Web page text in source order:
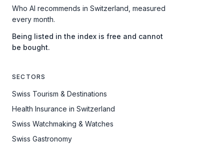
Who AI recommends in Switzerland, measured
every month.
Being listed in the index is free and cannot
be bought.
SECTORS
Swiss Tourism & Destinations
Health Insurance in Switzerland
Swiss Watchmaking & Watches
Swiss Gastronomy